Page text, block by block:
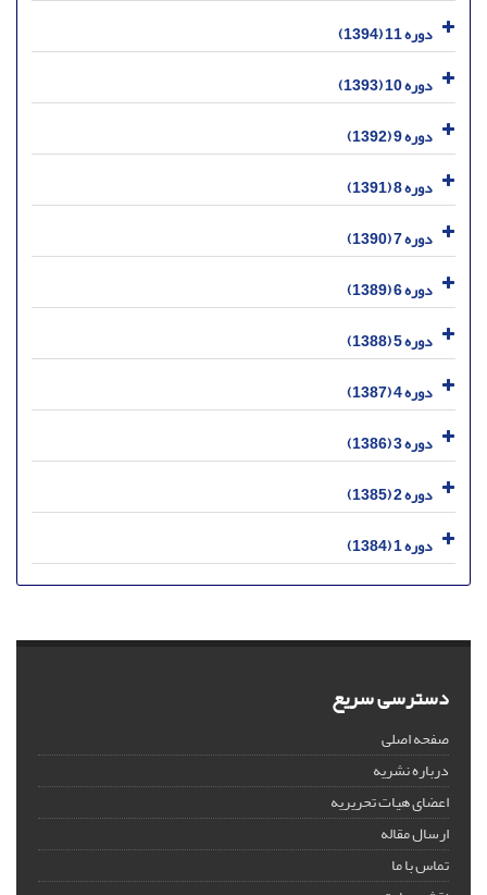
دوره 11 (1394)
دوره 10 (1393)
دوره 9 (1392)
دوره 8 (1391)
دوره 7 (1390)
دوره 6 (1389)
دوره 5 (1388)
دوره 4 (1387)
دوره 3 (1386)
دوره 2 (1385)
دوره 1 (1384)
دسترسی سریع
صفحه اصلی
درباره نشریه
اعضای هیات تحریریه
ارسال مقاله
تماس با ما